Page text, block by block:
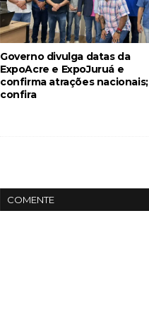
Governo divulga datas da
ExpoAcre e ExpoJuruá e
confirma atrações nacionais;
confira
COMENTE